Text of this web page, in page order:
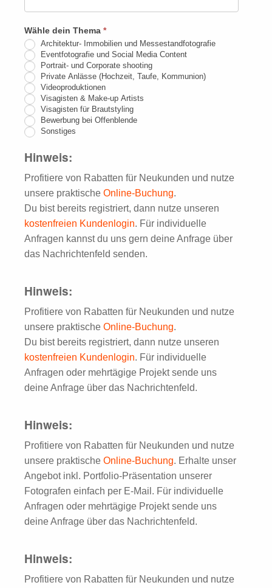
Wähle dein Thema *
Architektur- Immobilien und Messestandfotografie
Eventfotografie und Social Media Content
Portrait- und Corporate shooting
Private Anlässe (Hochzeit, Taufe, Kommunion)
Videoproduktionen
Visagisten & Make-up Artists
Visagisten für Brautstyling
Bewerbung bei Offenblende
Sonstiges
Hinweis:
Profitiere von Rabatten für Neukunden und nutze
unsere praktische Online-Buchung.
Du bist bereits registriert, dann nutze unseren
kostenfreien Kundenlogin. Für individuelle
Anfragen kannst du uns gern deine Anfrage über
das Nachrichtenfeld senden.
Hinweis:
Profitiere von Rabatten für Neukunden und nutze
unsere praktische Online-Buchung.
Du bist bereits registriert, dann nutze unseren
kostenfreien Kundenlogin. Für individuelle
Anfragen oder mehrtägige Projekt sende uns
deine Anfrage über das Nachrichtenfeld.
Hinweis:
Profitiere von Rabatten für Neukunden und nutze
unsere praktische Online-Buchung. Erhalte unser
Angebot inkl. Portfolio-Präsentation unserer
Fotografen einfach per E-Mail. Für individuelle
Anfragen oder mehrtägige Projekt sende uns
deine Anfrage über das Nachrichtenfeld.
Hinweis:
Profitiere von Rabatten für Neukunden und nutze
Feld
leer.